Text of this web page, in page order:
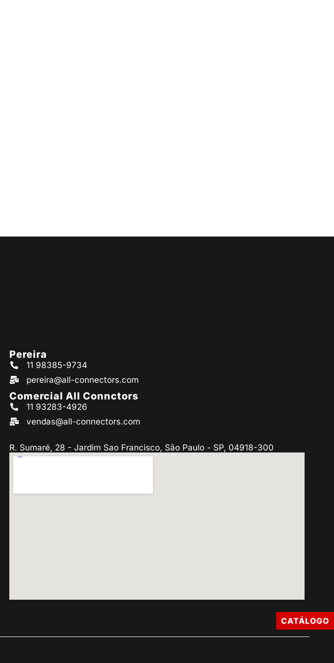
Pereira
11 98385-9734
pereira@all-connectors.com
Comercial All Connctors
11 93283-4926
vendas@all-connectors.com
R. Sumaré, 28 - Jardim Sao Francisco, São Paulo - SP, 04918-300
CATÁLOGO